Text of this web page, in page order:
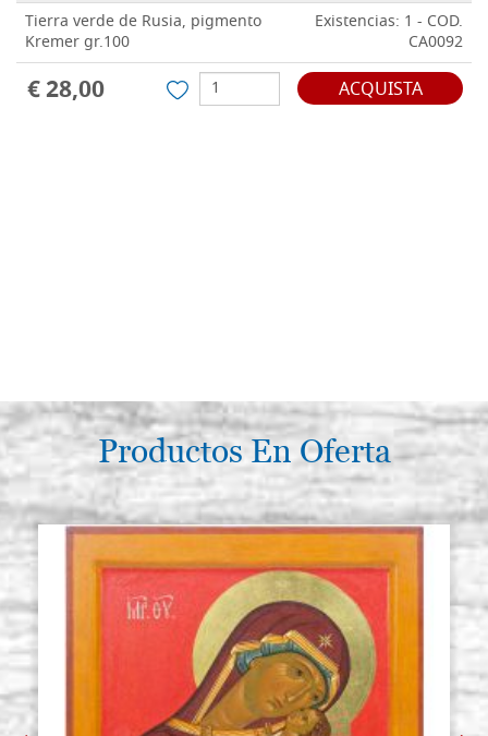
Tierra verde de Rusia, pigmento
Kremer gr.100
Existencias: 1 - COD.
CA0092
€ 28,00 ACQUISTA
Productos En Oferta